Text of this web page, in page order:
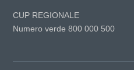
CUP REGIONALE
Numero verde 800 000 500